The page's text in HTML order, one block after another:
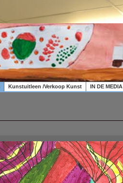
Kunstuitleen /Verkoop Kunst IN DE MEDIA